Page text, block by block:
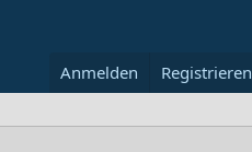
Anmelden Registrieren